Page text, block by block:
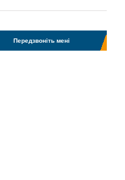
Передзвоніть мені